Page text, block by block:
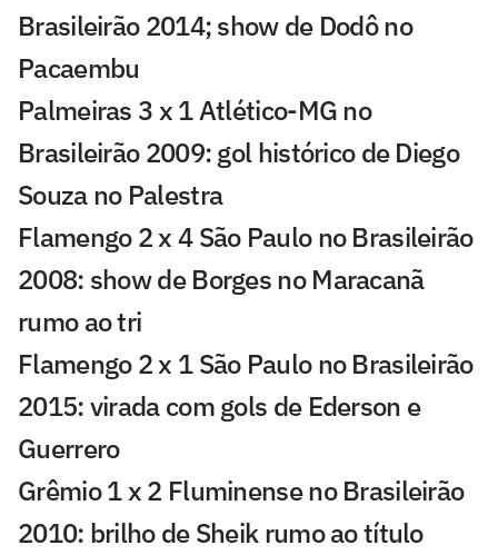
Brasileirão 2014; show de Dodô no
Pacaembu
Palmeiras 3 x 1 Atlético-MG no
Brasileirão 2009: gol histórico de Diego
Souza no Palestra
Flamengo 2 x 4 São Paulo no Brasileirão
2008: show de Borges no Maracanã
rumo ao tri
Flamengo 2 x 1 São Paulo no Brasileirão
2015: virada com gols de Ederson e
Guerrero
Grêmio 1 x 2 Fluminense no Brasileirão
2010: brilho de Sheik rumo ao título